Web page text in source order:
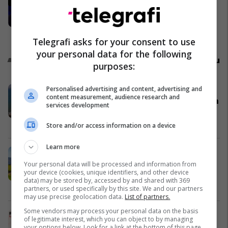
Arjan Konomi i kërkon të pajtohet
me të atin - Mal me përgjigje
Promo Reklamo këtu
Holiday In 2 në Kunë po finalizohet -
adresë e re për pushim dhe investim
në bregdetin e Shqipërisë
Edil Project
PrishtinaTicket nis fluturimet
direkte drejt Salzburgut – lidhje e re
ajrore nga Prishtina
Prishtina Ticket
IPKO zbret çmimet e pakove
Roaming për 50% - internet
Telegrafi asks for your consent to use
your personal data for the following
purposes:
Personalised advertising and content, advertising and
content measurement, audience research and
services development
Store and/or access information on a device
Learn more
Your personal data will be processed and information from
your device (cookies, unique identifiers, and other device
data) may be stored by, accessed by and shared with 369
partners, or used specifically by this site. We and our partners
may use precise geolocation data. List of partners.
Some vendors may process your personal data on the basis
of legitimate interest, which you can object to by managing